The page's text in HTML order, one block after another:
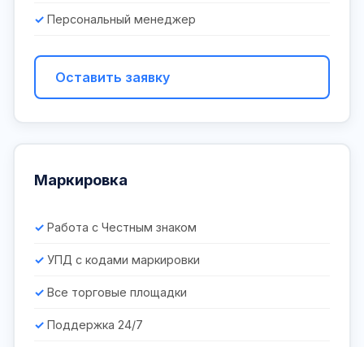
Персональный менеджер
Оставить заявку
Маркировка
Работа с Честным знаком
УПД с кодами маркировки
Все торговые площадки
Поддержка 24/7